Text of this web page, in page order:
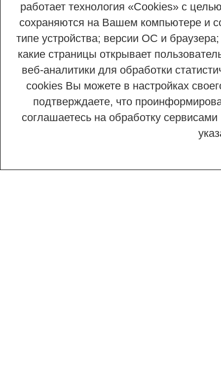
работает технология «Сookies» с
сохраняются на Вашем компьютере и
типе устройства; версии ОС и
какие страницы открывает
веб-аналитики для обработки
cookies Вы можете в настройках
подтверждаете, что
соглашаетесь на обработку